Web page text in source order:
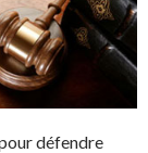
défendre